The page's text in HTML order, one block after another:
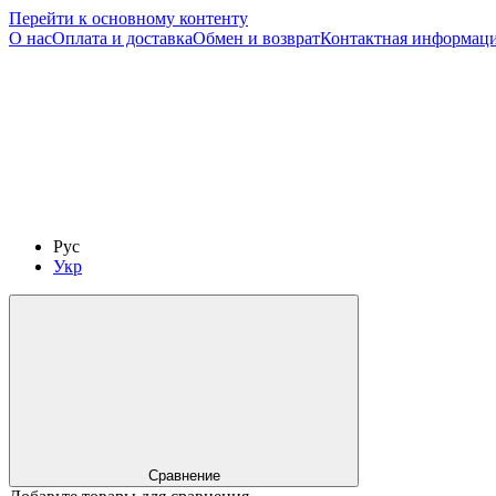
Перейти к основному контенту
О насОплата и доставкаОбмен и возвратКонтактная
Рус
Укр
Сравнение